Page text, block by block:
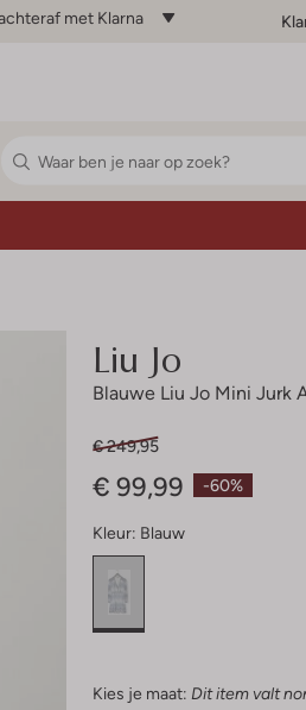
met Klarna
Liu Jo
Blauwe Liu Jo Mini Jurk
-60%
€ 249,95
€ 99,99
Kleur: Blauw
Kies je maat: Dit item valt